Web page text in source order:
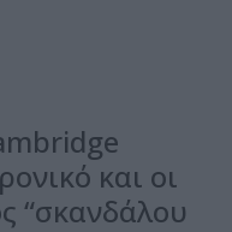
και οι
“σκανδάλου